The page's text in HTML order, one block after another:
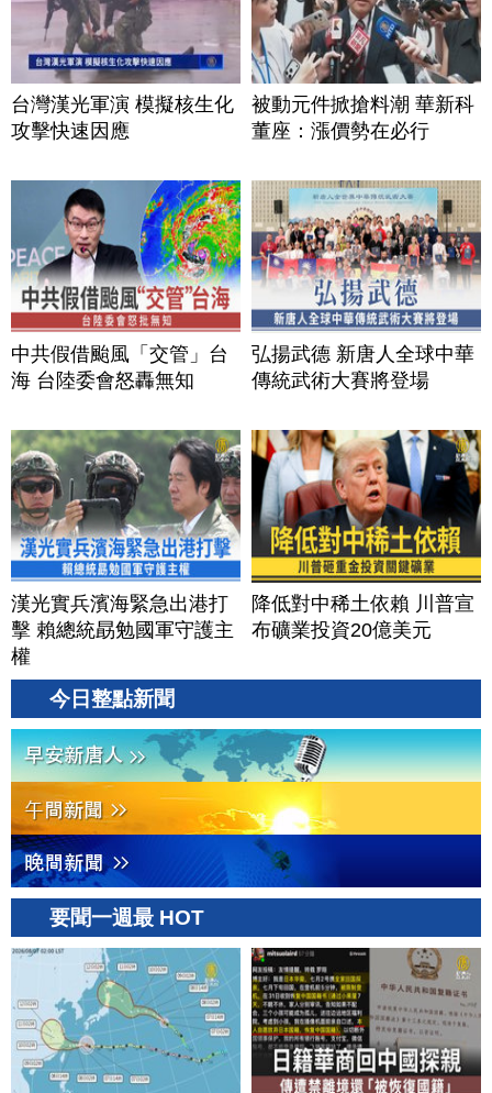
台灣漢光軍演 模擬核生化
攻擊快速因應
被動元件掀搶料潮 華新科
董座：漲價勢在必行
中共假借颱風「交管」台
海 台陸委會怒轟無知
弘揚武德 新唐人全球中華
傳統武術大賽將登場
漢光實兵濱海緊急出港打
擊 賴總統勗勉國軍守護主
權
降低對中稀土依賴 川普宣
布礦業投資20億美元
今日整點新聞
要聞一週最 HOT